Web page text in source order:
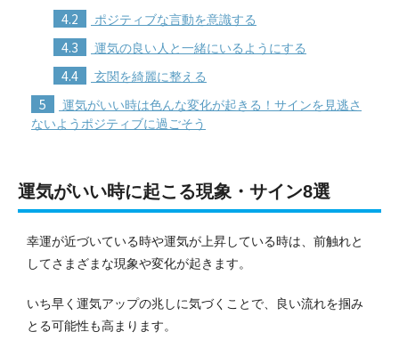
4.2 ポジティブな言動を意識する
4.3 運気の良い人と一緒にいるようにする
4.4 玄関を綺麗に整える
5
運気がいい時は色んな変化が起きる！サインを見逃さ
ないようポジティブに過ごそう
運気がいい時に起こる現象・サイン8選
幸運が近づいている時や運気が上昇している時は、前触れと
してさまざまな現象や変化が起きます。
いち早く運気アップの兆しに気づくことで、良い流れを掴み
とる可能性も高まります。